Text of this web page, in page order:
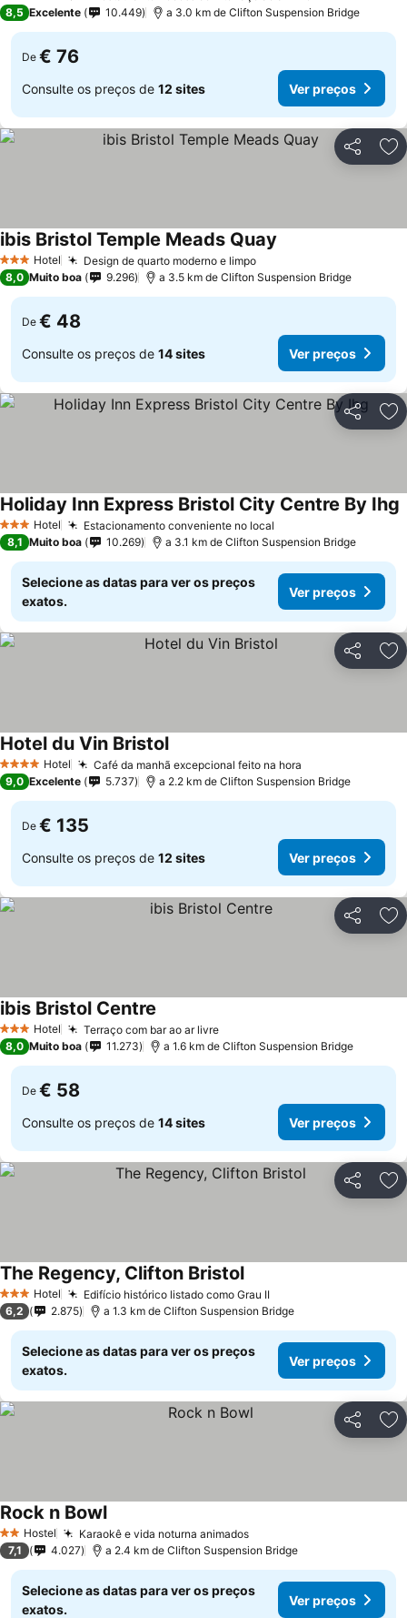
8,5 Excelente 10.449 a 3.0 km de Clifton Suspension Bridge
De € 76
Consulte os preços de 12 sites Ver preços
Partilhar
3 EstrelasHotel Design de quarto moderno e limpoVer preços
ibis Bristol Temple Meads Quay
8,0 Muito boa 9.296 a 3.5 km de Clifton Suspension Bridge
De € 48
Consulte os preços de 14 sites Ver preços
Partilhar
3 EstrelasHotel Estacionamento conveniente no local
Holiday Inn Express Bristol City Centre By Ihg
8,1 Muito boa 10.269 a 3.1 km de Clifton Suspension Bridge
Selecione as datas para ver os preços
exatos.
Ver preços
Partilhar
4 EstrelasHotel Café da manhã excepcional feito na hora
Hotel du Vin BristolVer preços
9,0 Excelente 5.737 a 2.2 km de Clifton Suspension Bridge
De € 135
Consulte os preços de 12 sites Ver preços
Partilhar
3 EstrelasHotel Terraço com bar ao ar livreVer preços
ibis Bristol Centre
8,0 Muito boa 11.273 a 1.6 km de Clifton Suspension Bridge
De € 58
Consulte os preços de 14 sites Ver preços
Partilhar
3 EstrelasHotel Edifício histórico listado como Grau IIVer preços
The Regency, Clifton BristolVer preços
6,2 2.875 a 1.3 km de Clifton Suspension Bridge
Selecione as datas para ver os preços
exatos.
Ver preços
Partilhar
2 Estrelas
Hostel Karaokê e vida noturna animadosVer preços
Rock n BowlVer preços
7,1 4.027 a 2.4 km de Clifton Suspension Bridge
Selecione as datas para ver os preços
exatos.
Ver preços